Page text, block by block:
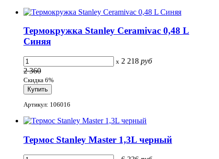
Термокружка Stanley Ceramivac 0,48 L
Синяя
x 2 218 руб
2 360
Скидка 6%
Артикул: 106016
Термос Stanley Master 1,3L черный